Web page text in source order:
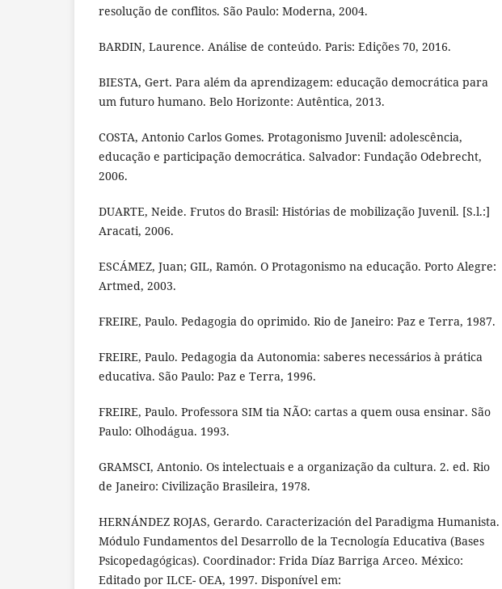
resolução de conflitos. São Paulo: Moderna, 2004.
BARDIN, Laurence. Análise de conteúdo. Paris: Edições 70, 2016.
BIESTA, Gert. Para além da aprendizagem: educação democrática para
um futuro humano. Belo Horizonte: Autêntica, 2013.
COSTA, Antonio Carlos Gomes. Protagonismo Juvenil: adolescência,
educação e participação democrática. Salvador: Fundação Odebrecht,
2006.
DUARTE, Neide. Frutos do Brasil: Histórias de mobilização Juvenil. [S.l.:]
Aracati, 2006.
ESCÁMEZ, Juan; GIL, Ramón. O Protagonismo na educação. Porto Alegre:
Artmed, 2003.
FREIRE, Paulo. Pedagogia do oprimido. Rio de Janeiro: Paz e Terra, 1987.
FREIRE, Paulo. Pedagogia da Autonomia: saberes necessários à prática
educativa. São Paulo: Paz e Terra, 1996.
FREIRE, Paulo. Professora SIM tia NÃO: cartas a quem ousa ensinar. São
Paulo: Olhodágua. 1993.
GRAMSCI, Antonio. Os intelectuais e a organização da cultura. 2. ed. Rio
de Janeiro: Civilização Brasileira, 1978.
HERNÁNDEZ ROJAS, Gerardo. Caracterización del Paradigma Humanista.
Módulo Fundamentos del Desarrollo de la Tecnología Educativa (Bases
Psicopedagógicas). Coordinador: Frida Díaz Barriga Arceo. México:
Editado por ILCE- OEA, 1997. Disponível em: